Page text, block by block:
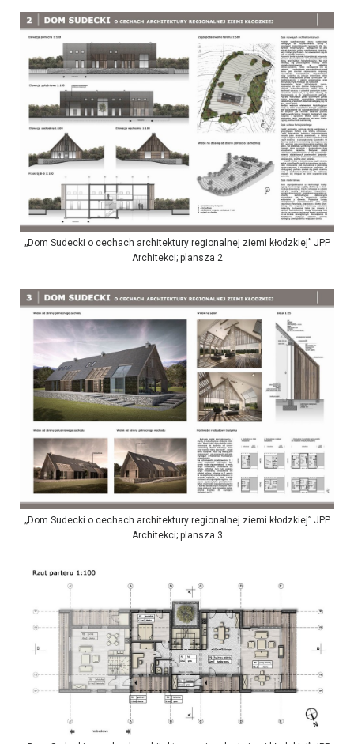
„Dom Sudecki o cechach architektury regionalnej ziemi kłodzkiej” JPP
Architekci; plansza 2
„Dom Sudecki o cechach architektury regionalnej ziemi kłodzkiej” JPP
Architekci; plansza 3